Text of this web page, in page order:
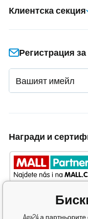
Клиентска секция
Регистрация
Награди и
Aga24 а